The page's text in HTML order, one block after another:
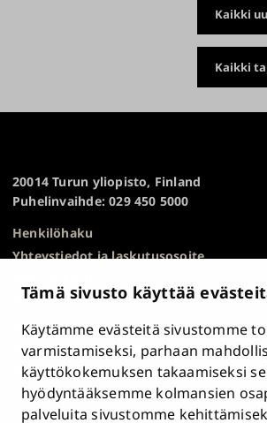
Tämä sivusto käyttää
Käytämme evästeitä sivustomme
varmistamiseksi, parhaan
käyttökokemuksen takaamiseksi
hyödyntääksemme kolmansien
palveluita sivustomme
Kaikki
Kaikki
20014 Turun yliopisto, Finland
Puhelinvaihde: 029 450 5000
Henkilöhaku
Yhteystiedot ja laskutusosoite
HR Excellence in Research
Tietosuojailmoitus
Asiakirjajulkisuuskuvaus ja
Väärinkäytösepäilyt
Saavutettavuusseloste
Palaute